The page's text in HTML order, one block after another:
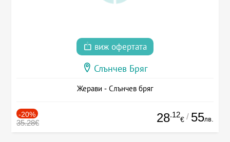
виж офертата
Слънчев Бряг
Жерави - Слънчев бряг
-20%
35.28€ 28.12
€ / 55лв.